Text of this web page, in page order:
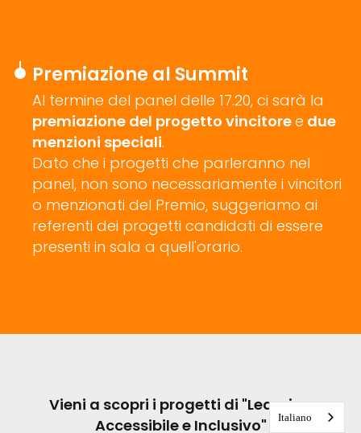
Premiazione al Summit
Al termine del panel delle 17.20, ci sarà la
premiazione del progetto vincitoree due
menzioni speciali.
Dato che i progetti che parleranno nel
panel, non sono necessariamente i vincitori
o menzionati del Premio, suggeriamo ai
referenti dei progetti candidati di essere
presenti in sala a quell'orario.
Vieni a scopri i progetti di "Learning
Accessibile e Inclusivo"
Italiano